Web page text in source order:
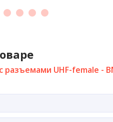
разъемами UHF-female -